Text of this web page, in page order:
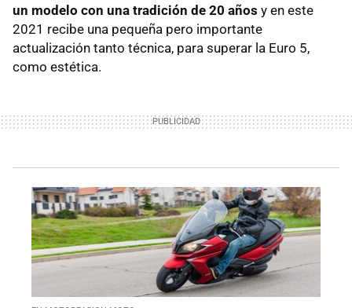
un modelo con una tradición de 20 años y en este
2021 recibe una pequeña pero importante
actualización tanto técnica, para superar la Euro 5,
como estética.